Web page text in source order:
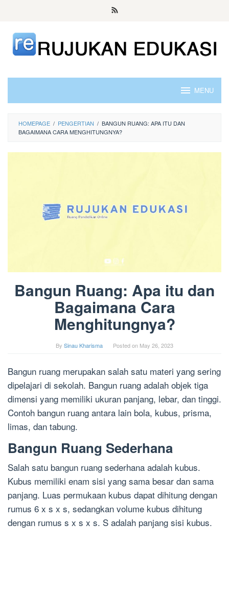
content
MENU
HOMEPAGE / PENGERTIAN / BANGUN RUANG: APA ITU DAN
BAGAIMANA CARA MENGHITUNGNYA?
Bangun Ruang: Apa itu dan
Bagaimana Cara
Menghitungnya?
By Sinau Kharisma Posted on May 26, 2023
Bangun ruang merupakan salah satu materi yang sering
dipelajari di sekolah. Bangun ruang adalah objek tiga
dimensi yang memiliki ukuran panjang, lebar, dan tinggi.
Contoh bangun ruang antara lain bola, kubus, prisma,
limas, dan tabung.
Bangun Ruang Sederhana
Salah satu bangun ruang sederhana adalah kubus.
Kubus memiliki enam sisi yang sama besar dan sama
panjang. Luas permukaan kubus dapat dihitung dengan
rumus 6 x s x s, sedangkan volume kubus dihitung
dengan rumus s x s x s. S adalah panjang sisi kubus.